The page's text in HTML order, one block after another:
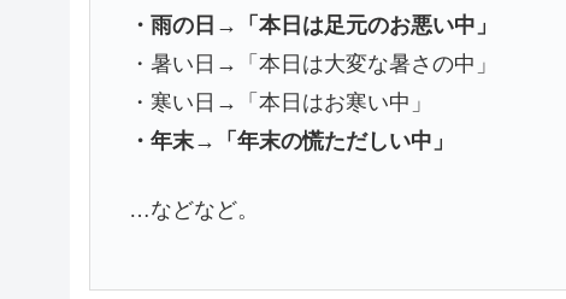
・雨の日→「本日は足元のお悪い中」
・暑い日→「本日は大変な暑さの中」
・寒い日→「本日はお寒い中」
・年末→「年末の慌ただしい中」
…などなど。